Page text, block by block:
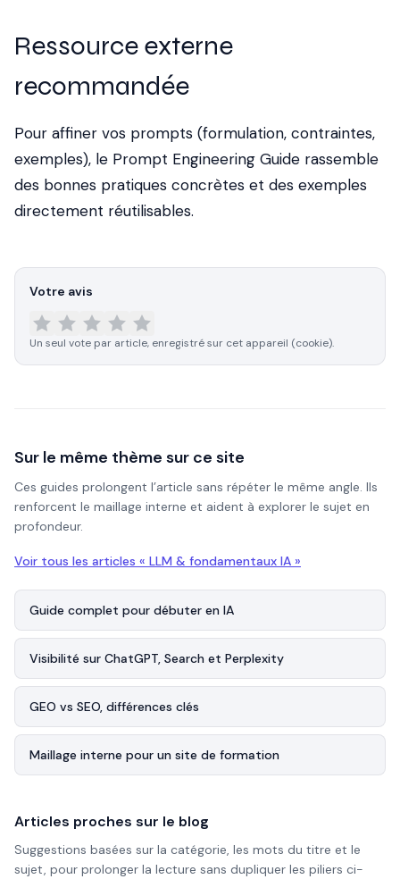
Ressource externe
recommandée
Pour affiner vos prompts (formulation, contraintes,
exemples), le Prompt Engineering Guide rassemble
des bonnes pratiques concrètes et des exemples
directement réutilisables.
Votre avis
Un seul vote par article, enregistré sur cet appareil (cookie).
Sur le même thème sur ce site
Ces guides prolongent l’article sans répéter le même angle. Ils
renforcent le maillage interne et aident à explorer le sujet en
profondeur.
Voir tous les articles « LLM & fondamentaux IA »
Guide complet pour débuter en IA
Visibilité sur ChatGPT, Search et Perplexity
GEO vs SEO, différences clés
Maillage interne pour un site de formation
Articles proches sur le blog
Suggestions basées sur la catégorie, les mots du titre et le
sujet, pour prolonger la lecture sans dupliquer les piliers ci-